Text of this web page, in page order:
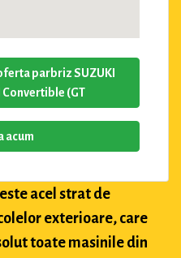
parbriz SUZUKI
Convertible (GT
acum
acel strat de
exterioare, care
toate masinile din